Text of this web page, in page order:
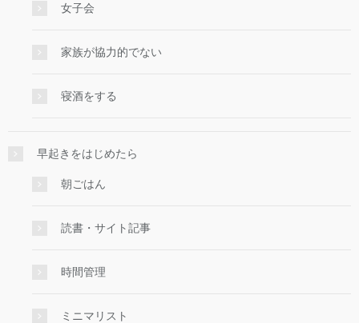
女子会
家族が協力的でない
寝酒をする
早起きをはじめたら
朝ごはん
読書・サイト記事
時間管理
ミニマリスト